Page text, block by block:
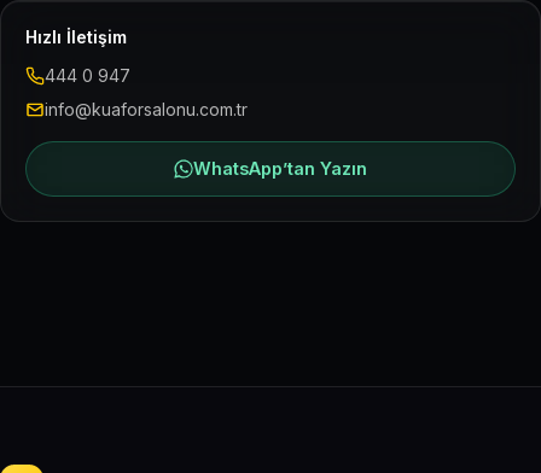
Hızlı İletişim
444 0 947
info@kuaforsalonu.com.tr
WhatsApp’tan Yazın